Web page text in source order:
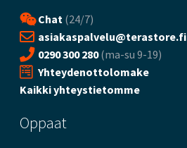
Chat (24/7)
asiakaspalvelu@terastore.fi
0290 300 280(ma-su 9-19)
Yhteydenottolomake
Kaikki yhteystietomme
Oppaat